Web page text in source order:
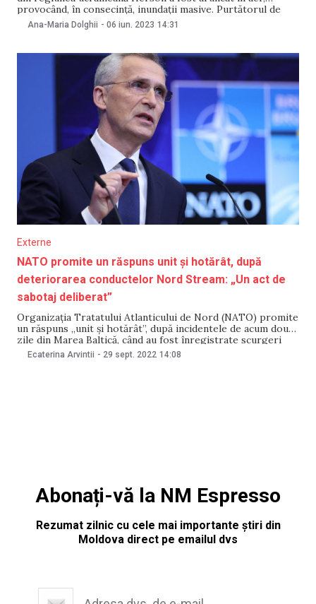
provocând, în consecință, inundații masive. Purtătorul de
cuvânt al Kremlinului, Dmitri Peskov, susține că distrugerea
barajului este un „sabotaj” de care s-ar face vinovată
Ana-Maria Dolghii - 06 iun. 2023 14:31
Externe
NATO promite un răspuns unit și hotărât, după
deteriorarea conductelor Nord Stream: „Un act de
sabotaj deliberat”
Organizația Tratatului Atlanticului de Nord (NATO) promite
un răspuns „unit și hotărât”, după incidentele de acum două
zile din Marea Baltică, când au fost înregistrate scurgeri
inexplicabile în conductele Nord Stream. Într-o declarație
emisă, Consiliul NATO califică deteriorarea conductelor de
Ecaterina Arvintii - 29 sept. 2022 14:08
Abonați-vă la NM Espresso
Rezumat zilnic cu cele mai importante știri din
Moldova direct pe emailul dvs